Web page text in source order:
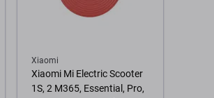
Xiaomi
Xiaomi Mi Electric Scooter
1S, 2 M365, Essential, Pro,